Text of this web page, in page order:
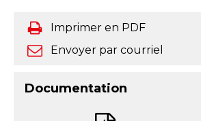
Imprimer en PDF
Envoyer par courriel
Documentation